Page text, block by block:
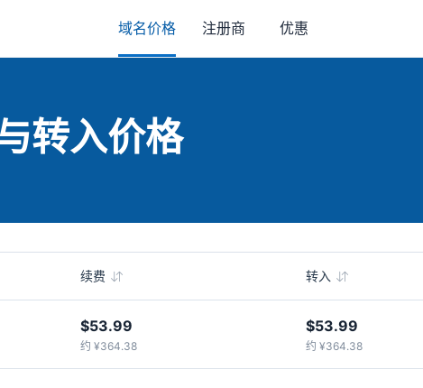
域名价格 注册商 优惠
转入价格
续费 转入
$53.99
约 ¥364.38
$53.99
约 ¥364.38